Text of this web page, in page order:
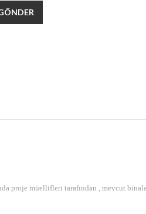
proje müellifleri tarafından , mevcut